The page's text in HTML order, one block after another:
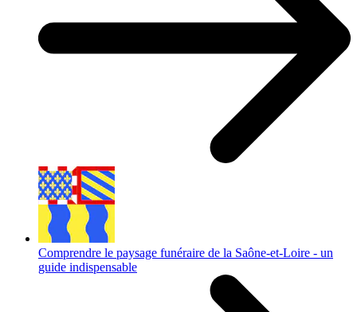
Comprendre le paysage funéraire de la Saône-et-Loire - un
guide indispensable